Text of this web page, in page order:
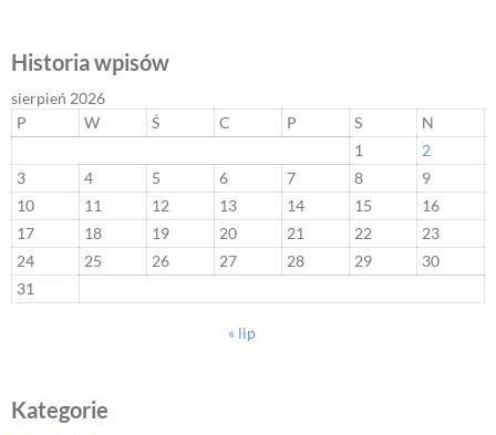
Historia wpisów
sierpień 2026
P
W Ś C P S
N
1
2
3
4 5 6 7 8
9
10
11 12 13 14 15
16
17
18 19 20 21 22
23
24
25 26 27 28 29
30
31
« lip
Kategorie